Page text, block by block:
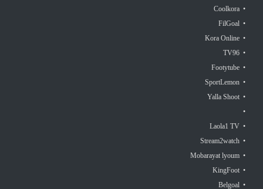
• Coolkora
• FilGoal
• Kora Online
• TV96
• Footytube
• SportLemon
• Yalla Shoot
•
• Laola1 TV
• Stream2watch
• Mobarayat lyoum
• KingFoot
• Belgoal